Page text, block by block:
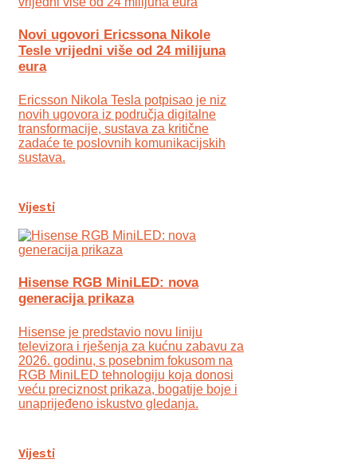
Novi ugovori Ericssona Nikole
Tesle vrijedni više od 24 milijuna
eura
Ericsson Nikola Tesla potpisao je niz
novih ugovora iz područja digitalne
transformacije, sustava za kritične
zadaće te poslovnih komunikacijskih
sustava.
Vijesti
Hisense RGB MiniLED: nova
generacija prikaza
Hisense je predstavio novu liniju
televizora i rješenja za kućnu zabavu za
2026. godinu, s posebnim fokusom na
RGB MiniLED tehnologiju koja donosi
veću preciznost prikaza, bogatije boje i
unaprijeđeno iskustvo gledanja.
Vijesti